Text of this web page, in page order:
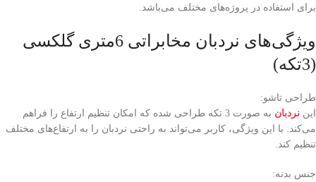
برای استفاده در پروژه‌های مختلف می‌باشد.
ویژگی‌های نردبان مخابراتی 6متری گلکسی
(3تکه)
طراحی تاشو:
این نردبان
به صورت 3 تکه طراحی شده که امکان تنظیم ارتفاع را فراهم
می‌کند. با این ویژگی، کاربر می‌تواند به راحتی نردبان را به ارتفاع‌های مختلف
تنظیم کند.
جنس بدنه: